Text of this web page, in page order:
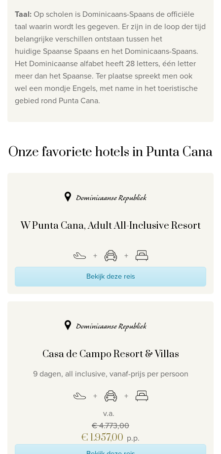
Privacy disclaimer
©2026 , Travelworld
Taal: Op scholen is Dominicaans-Spaans de officiële
taal waarin wordt les gegeven. Er zijn in de loop der tijd
belangrijke verschillen ontstaan tussen het
huidige Spaanse Spaans en het Dominicaans-Spaans.
Het Dominicaanse alfabet heeft 28 letters, één letter
meer dan het Spaanse. Ter plaatse spreekt men ook
wel een mondje Engels, met name in het toeristische
gebied rond Punta Cana.
Onze favoriete hotels in Punta Cana
Dominicaanse Republiek
W Punta Cana, Adult All-Inclusive Resort
Bekijk deze reis
Dominicaanse Republiek
Casa de Campo Resort & Villas
9 dagen, all inclusive, vanaf-prijs per persoon
v.a.
€ 4.773,00
€ 1.957,00 p.p.